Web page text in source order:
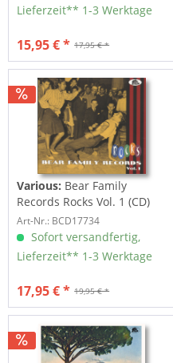
Lieferzeit** 1-3 Werktage
17,95 € *
15,95 € *
Various: Bear Family
Records Rocks Vol. 1 (CD)
Art-Nr.: BCD17734
Sofort versandfertig,
Lieferzeit** 1-3 Werktage
19,95 € *
17,95 € *